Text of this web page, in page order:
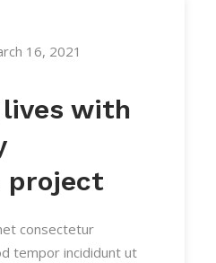
16, 2021
with
project
consectetur
tempor incididunt ut